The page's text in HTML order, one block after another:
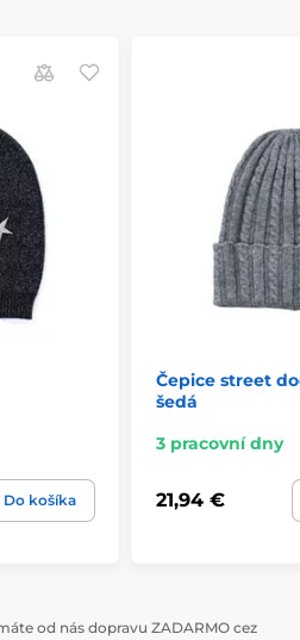
Do košíka
Čepice street
šedá
3 pracovní dny
21,94 €
od nás dopravu ZADARMO cez